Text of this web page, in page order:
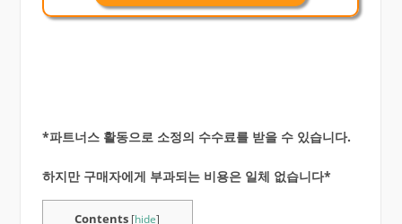
*파트너스 활동으로 소정의 수수료를 받을 수 있습니다.
하지만 구매자에게 부과되는 비용은 일체 없습니다*
Contents [hide]